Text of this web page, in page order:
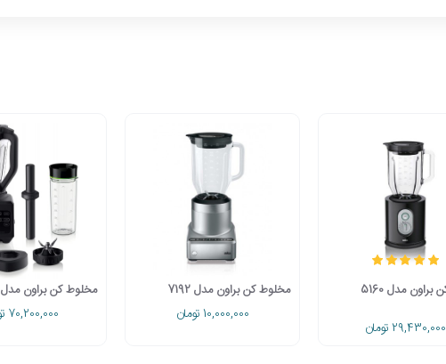
مخلوط کن براون مدل 5160
29,430,000 تومان
مخلوط کن براون مدل 7192
10,000,000 تومان
مخلوط کن براون مدل JB 9041
70,200,000 تومان